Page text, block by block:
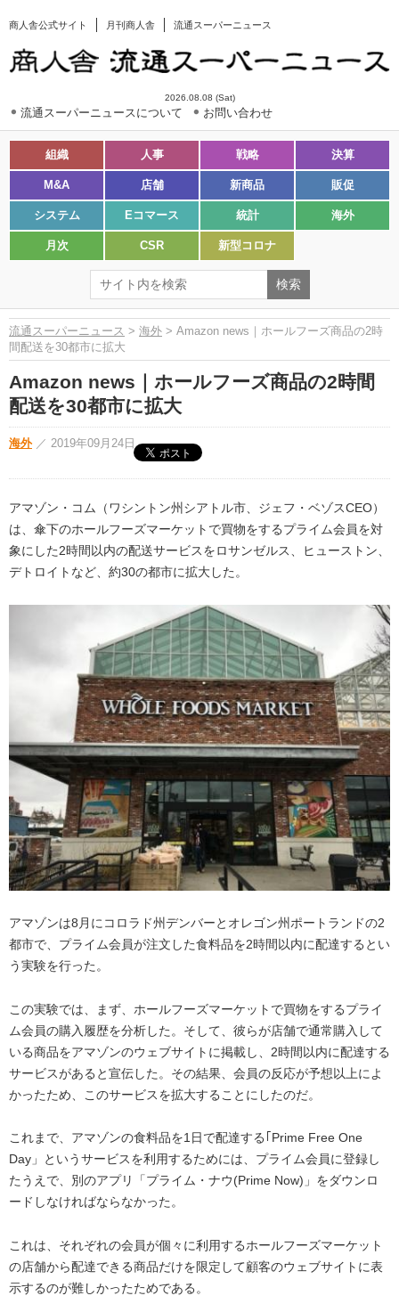
商人舎公式サイト 月刊商人舎 流通スーパーニュース
2026.08.08 (Sat)
流通スーパーニュースについて お問い合わせ
組織 人事 戦略 決算
M&A 店舗 新商品 販促
システム Eコマース 統計 海外
月次 CSR 新型コロナ
流通スーパーニュース > 海外 > Amazon news｜ホールフーズ商品の2時
間配送を30都市に拡大
Amazon news｜ホールフーズ商品の2時間
配送を30都市に拡大
海外 ／ 2019年09月24日
アマゾン・コム（ワシントン州シアトル市、ジェフ・ベゾスCEO）
は、傘下のホールフーズマーケットで買物をするプライム会員を対
象にした2時間以内の配送サービスをロサンゼルス、ヒューストン、
デトロイトなど、約30の都市に拡大した。
アマゾンは8月にコロラド州デンバーとオレゴン州ポートランドの2
都市で、プライム会員が注文した食料品を2時間以内に配達するとい
う実験を行った。
この実験では、まず、ホールフーズマーケットで買物をするプライ
ム会員の購入履歴を分析した。そして、彼らが店舗で通常購入して
いる商品をアマゾンのウェブサイトに掲載し、2時間以内に配達する
サービスがあると宣伝した。その結果、会員の反応が予想以上によ
かったため、このサービスを拡大することにしたのだ。
これまで、アマゾンの食料品を1日で配達する｢Prime Free One
Day」というサービスを利用するためには、プライム会員に登録し
たうえで、別のアプリ「プライム・ナウ(Prime Now)」をダウンロ
ードしなければならなかった。
これは、それぞれの会員が個々に利用するホールフーズマーケット
の店舗から配達できる商品だけを限定して顧客のウェブサイトに表
示するのが難しかったためである。